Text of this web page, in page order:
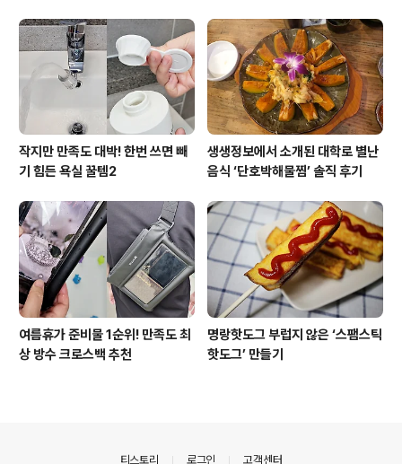
작지만 만족도 대박! 한번 쓰면 빼
기 힘든 욕실 꿀템2
생생정보에서 소개된 대학로 별난
음식 ‘단호박해물찜’ 솔직 후기
여름휴가 준비물 1순위! 만족도 최
상 방수 크로스백 추천
명랑핫도그 부럽지 않은 ‘스팸스틱
핫도그’ 만들기
티스토리 로그인 고객센터